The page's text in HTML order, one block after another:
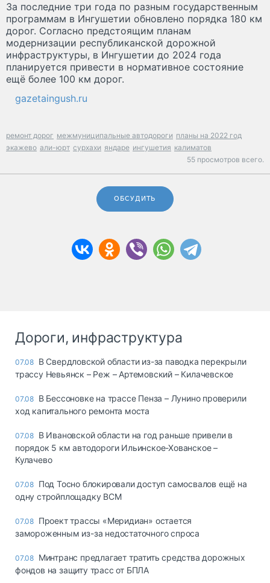
За последние три года по разным государственным
программам в Ингушетии обновлено порядка 180 км
дорог. Согласно предстоящим планам
модернизации республиканской дорожной
инфраструктуры, в Ингушетии до 2024 года
планируется привести в нормативное состояние
ещё более 100 км дорог.
gazetaingush.ru
ремонт дорог межмуниципальные автодороги планы на 2022 год
экажево али-юрт сурхахи яндаре ингушетия калиматов
55 просмотров всего.
ОБСУДИТЬ
Дороги, инфраструктура
07.08 В Свердловской области из-за паводка перекрыли
трассу Невьянск – Реж – Артемовский – Килачевское
07.08 В Бессоновке на трассе Пенза – Лунино проверили
ход капитального ремонта моста
07.08 В Ивановской области на год раньше привели в
порядок 5 км автодороги Ильинское-Хованское –
Кулачево
07.08 Под Тосно блокировали доступ самосвалов ещё на
одну стройплощадку ВСМ
07.08 Проект трассы «Меридиан» остается
замороженным из-за недостаточного спроса
07.08 Минтранс предлагает тратить средства дорожных
фондов на защиту трасс от БПЛА